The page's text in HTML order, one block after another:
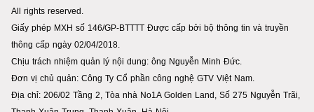
All rights reserved.
Giấy phép MXH số 146/GP-BTTTT Được cấp bởi bộ thông tin và truyền
thông cấp ngày 02/04/2018.
Chịu trách nhiệm quản lý nội dung: ông Nguyễn Minh Đức.
Đơn vị chủ quản: Công Ty Cổ phần công nghệ GTV Việt Nam.
Địa chỉ: 206/02 Tầng 2, Tòa nhà No1A Golden Land, Số 275 Nguyễn Trãi,